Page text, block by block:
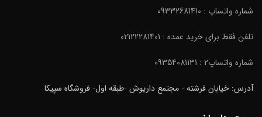
شماره واتساپ : 09332681410
تلفن فقط برای خرید عمده : 02122281401
شماره واتساپ2 : 09354081131
آدرس: خیابان فرشته - مجتمع داریوش -طبقه اول- فروشگاه سپیکا